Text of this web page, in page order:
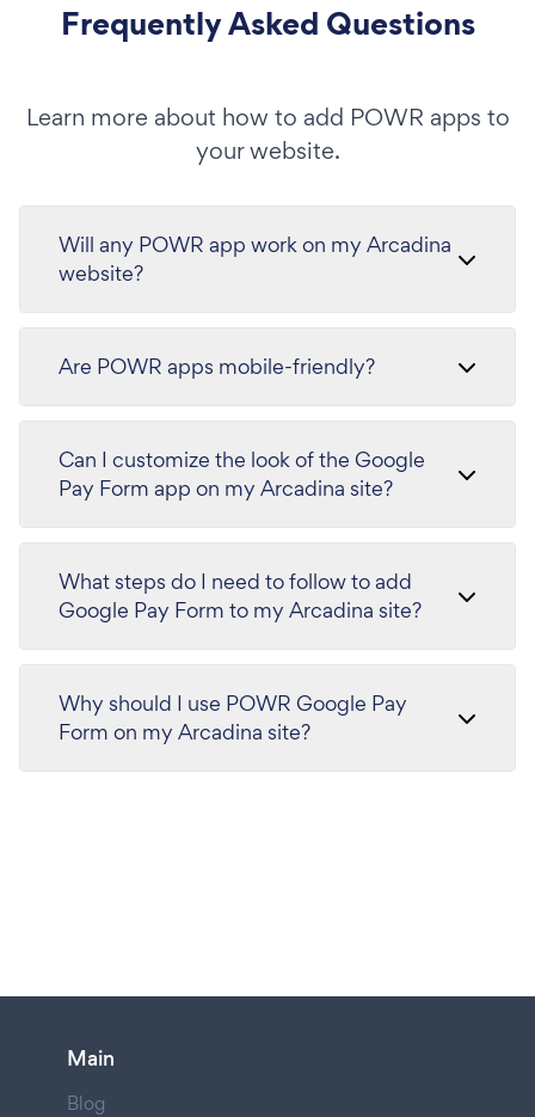
Frequently Asked Questions
Learn more about how to add POWR apps to
your website.
Will any POWR app work on my Arcadina
website?
Are POWR apps mobile-friendly?
Can I customize the look of the Google
Pay Form app on my Arcadina site?
What steps do I need to follow to add
Google Pay Form to my Arcadina site?
Why should I use POWR Google Pay
Form on my Arcadina site?
Main
Blog